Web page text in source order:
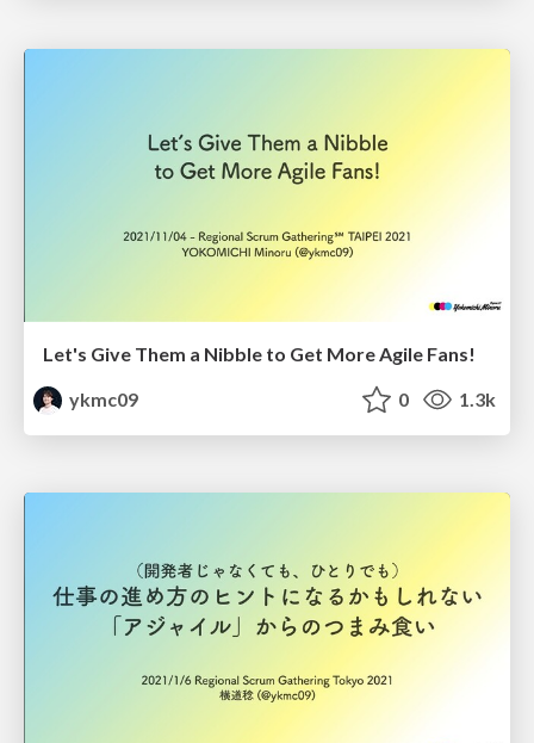
Let's Give Them a Nibble to Get More Agile Fans!
ykmc09
0 1.3k